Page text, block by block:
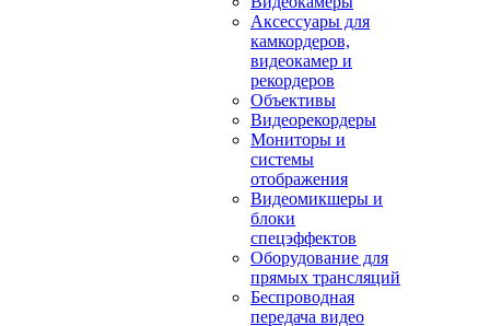
Аксессуары для
камкордеров,
видеокамер и
рекордеров
Объективы
Видеорекордеры
Мониторы и
системы
отображения
Видеомикшеры и
блоки
спецэффектов
Оборудование для
прямых трансляций
Беспроводная
передача видео